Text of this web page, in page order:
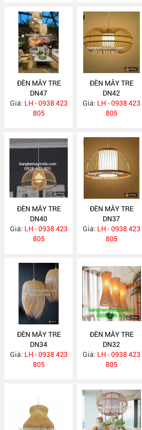
ĐÈN MÂY TRE
DN47
Giá: LH - 0938 423
805
ĐÈN MÂY TRE
DN42
Giá: LH - 0938 423
805
ĐÈN MÂY TRE
DN40
Giá: LH - 0938 423
805
ĐÈN MÂY TRE
DN37
Giá: LH - 0938 423
805
ĐÈN MÂY TRE
DN34
Giá: LH - 0938 423
805
ĐÈN MÂY TRE
DN32
Giá: LH - 0938 423
805